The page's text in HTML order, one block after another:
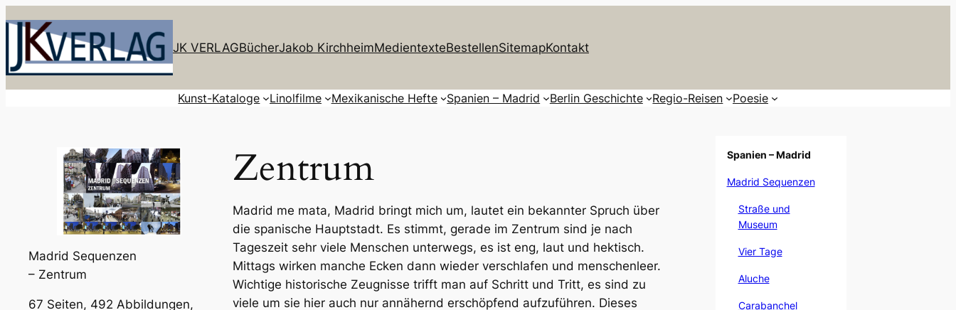
JK VERLAGBücherJakob KirchheimMedientexteBestellenSitemapKontakt
Kunst-Kataloge Linolfilme Mexikanische Hefte Spanien – Madrid Berlin Geschichte Regio-Reisen Poesie
Madrid Sequenzen
– Zentrum
67 Seiten, 492 Abbildungen,
Zentrum
Madrid me mata, Madrid bringt mich um, lautet ein bekannter Spruch über
die spanische Hauptstadt. Es stimmt, gerade im Zentrum sind je nach
Tageszeit sehr viele Menschen unterwegs, es ist eng, laut und hektisch.
Mittags wirken manche Ecken dann wieder verschlafen und menschenleer.
Wichtige historische Zeugnisse trifft man auf Schritt und Tritt, es sind zu
viele um sie hier auch nur annähernd erschöpfend aufzuführen. Dieses
Spanien – Madrid
Madrid Sequenzen
Straße und
Museum
Vier Tage
Aluche
Carabanchel